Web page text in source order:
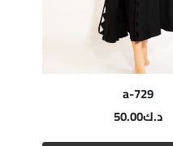
a-729
د.ك50.00